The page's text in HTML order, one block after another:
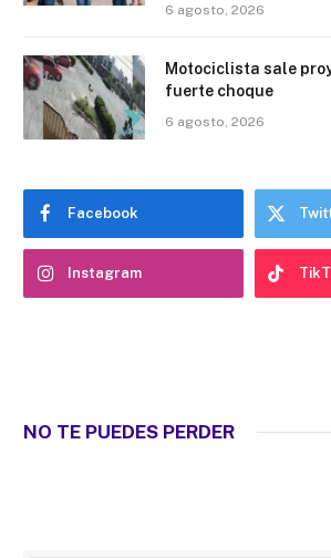
6 agosto, 2026
Motociclista sale
fuerte choque
6 agosto, 2026
Facebook
Instagram
NO TE PUEDES PERDER